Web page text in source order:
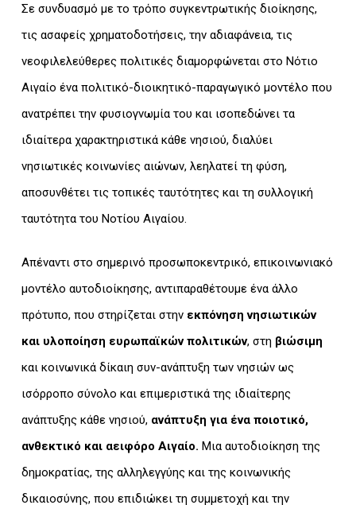
Σε συνδυασμό με το τρόπο συγκεντρωτικής διοίκησης,
τις ασαφείς χρηματοδοτήσεις, την αδιαφάνεια, τις
νεοφιλελεύθερες πολιτικές διαμορφώνεται στο Νότιο
Αιγαίο ένα πολιτικό-διοικητικό-παραγωγικό μοντέλο που
ανατρέπει την φυσιογνωμία του και ισοπεδώνει τα
ιδιαίτερα χαρακτηριστικά κάθε νησιού, διαλύει
νησιωτικές κοινωνίες αιώνων, λεηλατεί τη φύση,
αποσυνθέτει τις τοπικές ταυτότητες και τη συλλογική
ταυτότητα του Νοτίου Αιγαίου.
Απέναντι στο σημερινό προσωποκεντρικό, επικοινωνιακό
μοντέλο αυτοδιοίκησης, αντιπαραθέτουμε ένα άλλο
πρότυπο, που στηρίζεται στην εκπόνηση νησιωτικών
και υλοποίηση ευρωπαϊκών πολιτικών, στη βιώσιμη
και κοινωνικά δίκαιη συν-ανάπτυξη των νησιών ως
ισόρροπο σύνολο και επιμεριστικά της ιδιαίτερης
ανάπτυξης κάθε νησιού, ανάπτυξη για ένα ποιοτικό,
ανθεκτικό και αειφόρο Αιγαίο. Μια αυτοδιοίκηση της
δημοκρατίας, της αλληλεγγύης και της κοινωνικής
δικαιοσύνης, που επιδιώκει τη συμμετοχή και την